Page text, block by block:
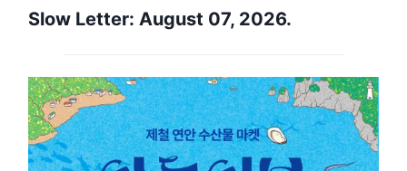
Slow Letter: August 07, 2026.